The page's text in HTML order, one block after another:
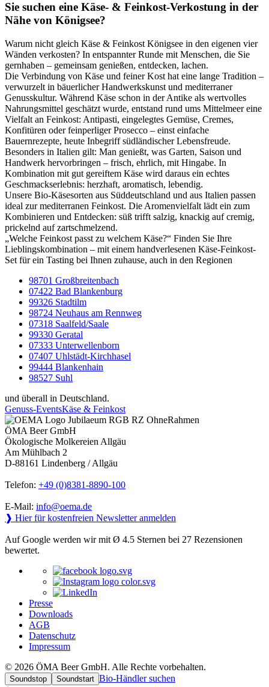
Sie suchen eine Käse- & Feinkost-Verkostung in der
Nähe von Königsee?
Warum nicht gleich Käse & Feinkost Königsee in den eigenen vier
Wänden verkosten? In entspannter Runde mit Menschen, die Sie
gernhaben – gemeinsam genießen, entdecken, lachen.
Die Verbindung von Käse und feiner Kost hat eine lange Tradition –
verwurzelt in bäuerlicher Handwerkskunst und mediterraner
Genusskultur. Während Käse schon in der Antike als wertvolles
Nahrungsmittel geschätzt wurde, entstand rund ums Mittelmeer eine
Vielfalt an Feinkost: Antipasti, eingelegtes Gemüse, Cremes,
Konfitüren oder feinperliger Prosecco – einst einfache
Bauernrezepte, heute Inbegriff südländischer Lebensfreude.
Besonders in Italien gilt: Man genießt, was Garten, Saison und
Handwerk hervorbringen – frisch, ehrlich, mit Hingabe. In
Kombination mit gut gereiftem Käse wird daraus ein echtes
Geschmackserlebnis: herzhaft, aromatisch, lebendig.
Unsere Bio-Käsesorten aus Süddeutschland und aus Italien passen
ideal zur mediterranen Feinkost. Die Aromenvielfalt lädt ein zum
Kombinieren und Entdecken: süß trifft salzig, knackig auf cremig,
prickelnd auf zartschmelzend.
„Welche Feinkost passt zu welchem Käse?“ Finden Sie Ihre
Lieblingskombination – mit einem handverlesenen Käse-Feinkost-
Set für ein Tasting bei Ihnen zuhause, auch in den Regionen
98701 Großbreitenbach
07422 Bad Blankenburg
99326 Stadtilm
98724 Neuhaus am Rennweg
07318 Saalfeld/Saale
99330 Geratal
07333 Unterwellenborn
07407 Uhlstädt-Kirchhasel
99444 Blankenhain
98527 Suhl
und überall in Deutschland.
Genuss-EventsKäse & Feinkost
ÖMA Beer GmbH
Ökologische Molkereien Allgäu
Am Mühlbach 2
D-88161 Lindenberg / Allgäu
Telefon: +49 (0)8381-8890-100
E-Mail: info@oema.de
❱ Hier für kostenfreien Newsletter anmelden
Auf Google werden wir mit Ø 4.5 Sternen bei 27 Rezensionen
bewertet.
Presse
Downloads
AGB
Datenschutz
Impressum
© 2026 ÖMA Beer GmbH. Alle Rechte vorbehalten.
Soundstop Soundstart Bio-Händler suchen